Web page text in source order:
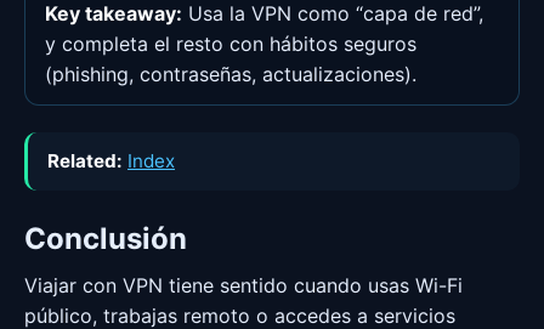
Key takeaway: Usa la VPN como “capa de red”,
y completa el resto con hábitos seguros
(phishing, contraseñas, actualizaciones).
Related: Index
Conclusión
Viajar con VPN tiene sentido cuando usas Wi-Fi
público, trabajas remoto o accedes a servicios